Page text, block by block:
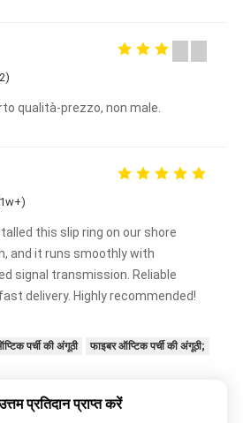
qualità-prezzo, non male.
this slip ring on our shore
and it runs smoothly with
signal transmission. Reliable
delivery. Highly recommended!
पर्ची की अंगूठी फाइबर ऑप्टिक पर्ची की अंगूठी;
प्रतिदान प्राप्त करें